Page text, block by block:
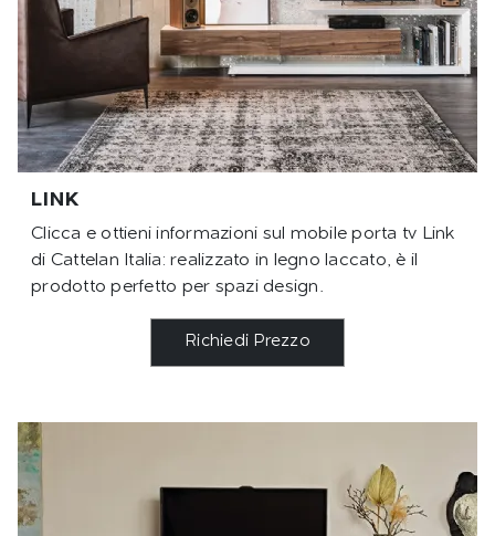
LINK
Clicca e ottieni informazioni sul mobile porta tv Link
di Cattelan Italia: realizzato in legno laccato, è il
prodotto perfetto per spazi design.
Richiedi Prezzo